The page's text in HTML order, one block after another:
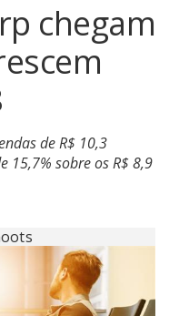
chegam
de R$ 10,3
15,7% sobre os R$ 8,9